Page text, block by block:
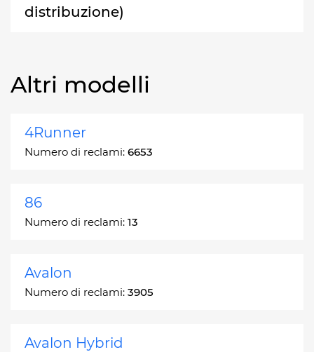
distribuzione)
Altri modelli
4Runner
Numero di reclami: 6653
86
Numero di reclami: 13
Avalon
Numero di reclami: 3905
Avalon Hybrid